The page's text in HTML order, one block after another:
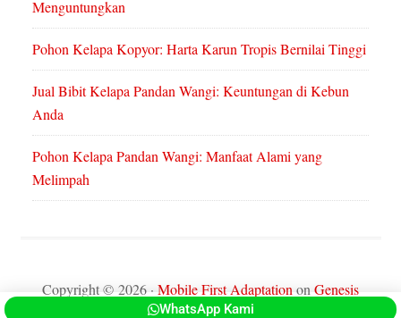
Menguntungkan
Pohon Kelapa Kopyor: Harta Karun Tropis Bernilai Tinggi
Jual Bibit Kelapa Pandan Wangi: Keuntungan di Kebun
Anda
Pohon Kelapa Pandan Wangi: Manfaat Alami yang
Melimpah
Copyright © 2026 · Mobile First Adaptation on Genesis
Framework·WordPress·
WhatsApp Kami